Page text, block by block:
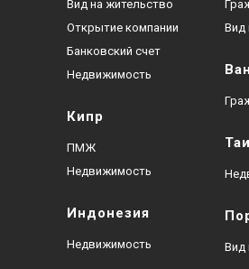
Вид на жительство
Открытие компании
Банковский счет
Недвижимость
Вид
Кипр
ПМЖ
Недвижимость
Индонезия
Недвижимость Вид